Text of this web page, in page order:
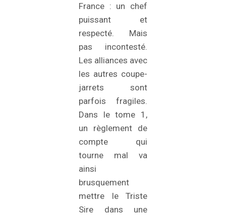
France : un chef
puissant et
respecté. Mais
pas incontesté.
Les alliances avec
les autres coupe-
jarrets sont
parfois fragiles.
Dans le tome 1,
un règlement de
compte qui
tourne mal va
ainsi
brusquement
mettre le Triste
Sire dans une